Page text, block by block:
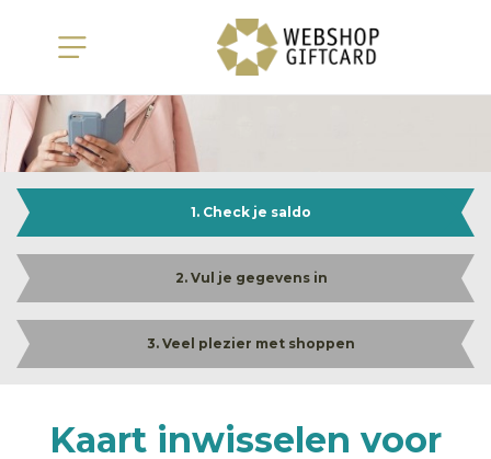
1. Check je saldo
2. Vul je gegevens in
3. Veel plezier met shoppen
Kaart inwisselen voor